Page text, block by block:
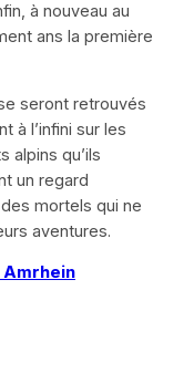
à nouveau au
ans la première
seront retrouvés
à l’infini sur les
alpins qu’ils
un regard
mortels qui ne
aventures.
Amrhein